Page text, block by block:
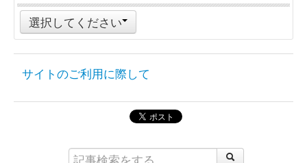
選択してください
サイトのご利用に際して